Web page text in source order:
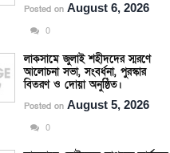
Posted onAugust 6, 2026
0
লাকসামে জুলাই শহীদদের স্মরণে
আলোচনা সভা, সংবর্ধনা, পুরস্কার
বিতরণ ও দোয়া অনুষ্ঠিত।
Posted onAugust 5, 2026
0